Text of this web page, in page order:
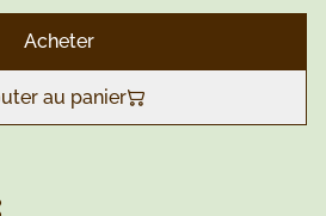
Acheter
au panier